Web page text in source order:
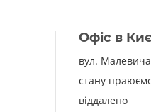
Офіс в
вул.
стану
віддалено